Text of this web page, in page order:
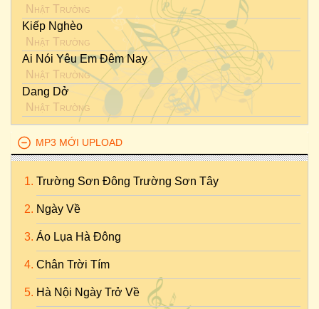
Nhật Trường
Kiếp Nghèo
Nhật Trường
Ai Nói Yêu Em Đêm Nay
Nhật Trường
Dang Dở
Nhật Trường
MP3 MỚI UPLOAD
Trường Sơn Đông Trường Sơn Tây
Ngày Về
Áo Lụa Hà Đông
Chân Trời Tím
Hà Nội Ngày Trở Về